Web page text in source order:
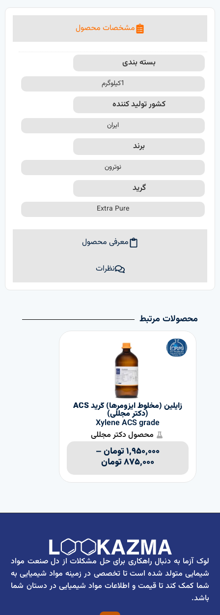
مشخصات محصول
معرفی محصول
نظرات
بسته بندی
1کیلوگرم
کشور تولید کننده
ایران
برند
نوترون
گرید
Extra Pure
محصولات مرتبط
زايلین (مخلوط ايزومرها) گرید ACS
(دکتر مجللی)
Xylene ACS grade
محصول دکتر مجللی
۱,۹۵۰,۰۰۰تومان–
۸۷۵,۰۰۰تومان
لوک آزما به دنبال راهکاری برای حل مشکلات از دل صنعت مواد
شیمایی متولد شده است تا تخصصی در زمینه مواد شیمیایی به
شما کمک کند تا قیمت و اطلاعات مواد شیمیایی در دستان شما
باشد.